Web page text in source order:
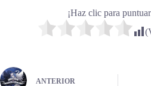
¡Haz clic para
ANTERIOR